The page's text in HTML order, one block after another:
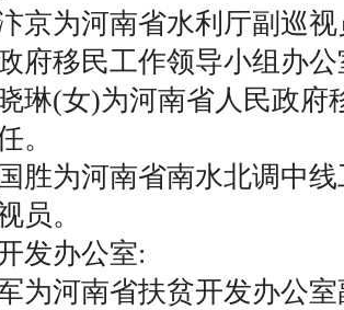
为河南省水利厅副巡视
府移民工作领导小组办
(女)为河南省人民政府
。
为河南省南水北调中线
员。
办公室:
河南省扶贫开发办公室